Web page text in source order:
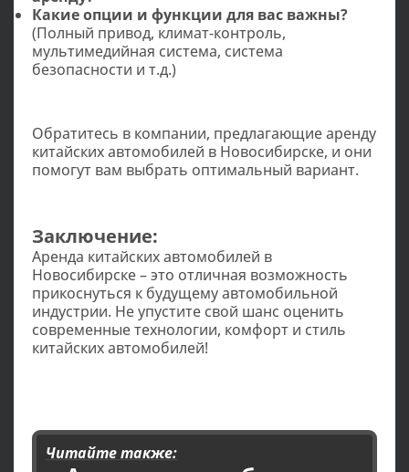
Какие опции и функции для вас важны?
(Полный привод, климат-контроль,
мультимедийная система, система
безопасности и т.д.)
Обратитесь в компании, предлагающие аренду
китайских автомобилей в Новосибирске, и они
помогут вам выбрать оптимальный вариант.
Заключение:
Аренда китайских автомобилей в
Новосибирске – это отличная возможность
прикоснуться к будущему автомобильной
индустрии. Не упустите свой шанс оценить
современные технологии, комфорт и стиль
китайских автомобилей!
Читайте также: